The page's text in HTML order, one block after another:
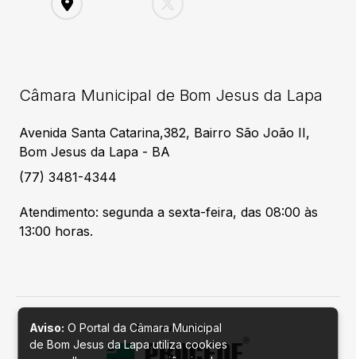
Câmara Municipal de Bom Jesus da Lapa
Avenida Santa Catarina,382, Bairro São João II,
Bom Jesus da Lapa - BA
(77) 3481-4344
Atendimento: segunda a sexta-feira, das 08:00 às
13:00 horas.
Desenvolvido por
Aviso: O Portal da Câmara Municipal
de Bom Jesus da Lapa utiliza cookies